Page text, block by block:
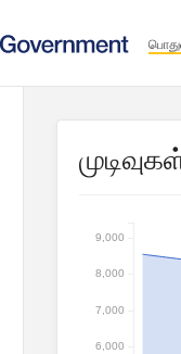
6,000
7,000
8,000
9,000